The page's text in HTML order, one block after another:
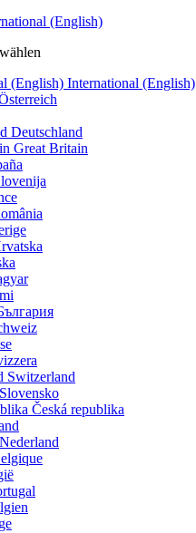
(English)
International (English)
Deutschland
Great Britain
Switzerland
Slovensko
Česká republika
Nederland